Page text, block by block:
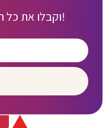
וקבלו את כל הדילים החמים ישר למייל!